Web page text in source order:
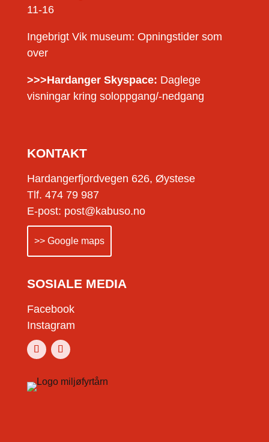
11-16
Ingebrigt Vik museum: Opningstider som
over
>>>Hardanger Skyspace: Daglege
visningar kring soloppgang/-nedgang
KONTAKT
Hardangerfjordvegen 626, Øystese
Tlf. 474 79 987
E-post: post@kabuso.no
>> Google maps
SOSIALE MEDIA
Facebook
Instagram